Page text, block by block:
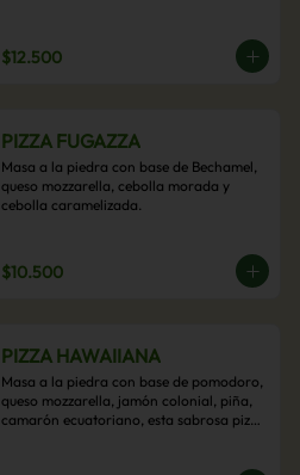
$12.500
PIZZA FUGAZZA
Masa a la piedra con base de Bechamel,
queso mozzarella, cebolla morada y
cebolla caramelizada.
$10.500
PIZZA HAWAIIANA
Masa a la piedra con base de pomodoro,
queso mozzarella, jamón colonial, piña,
camarón ecuatoriano, esta sabrosa pizza